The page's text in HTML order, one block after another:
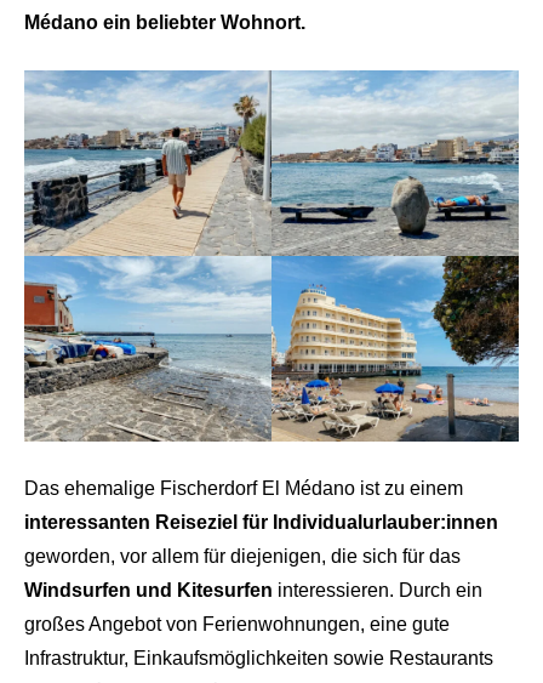
Médano ein beliebter Wohnort.
Das ehemalige Fischerdorf El Médano ist zu einem
interessanten Reiseziel für Individualurlauber:innen
geworden, vor allem für diejenigen, die sich für das
Windsurfen und Kitesurfen interessieren. Durch ein
großes Angebot von Ferienwohnungen, eine gute
Infrastruktur, Einkaufsmöglichkeiten sowie Restaurants